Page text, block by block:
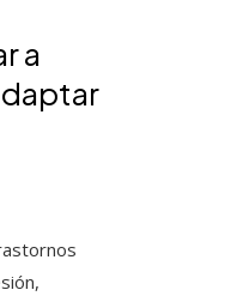
a